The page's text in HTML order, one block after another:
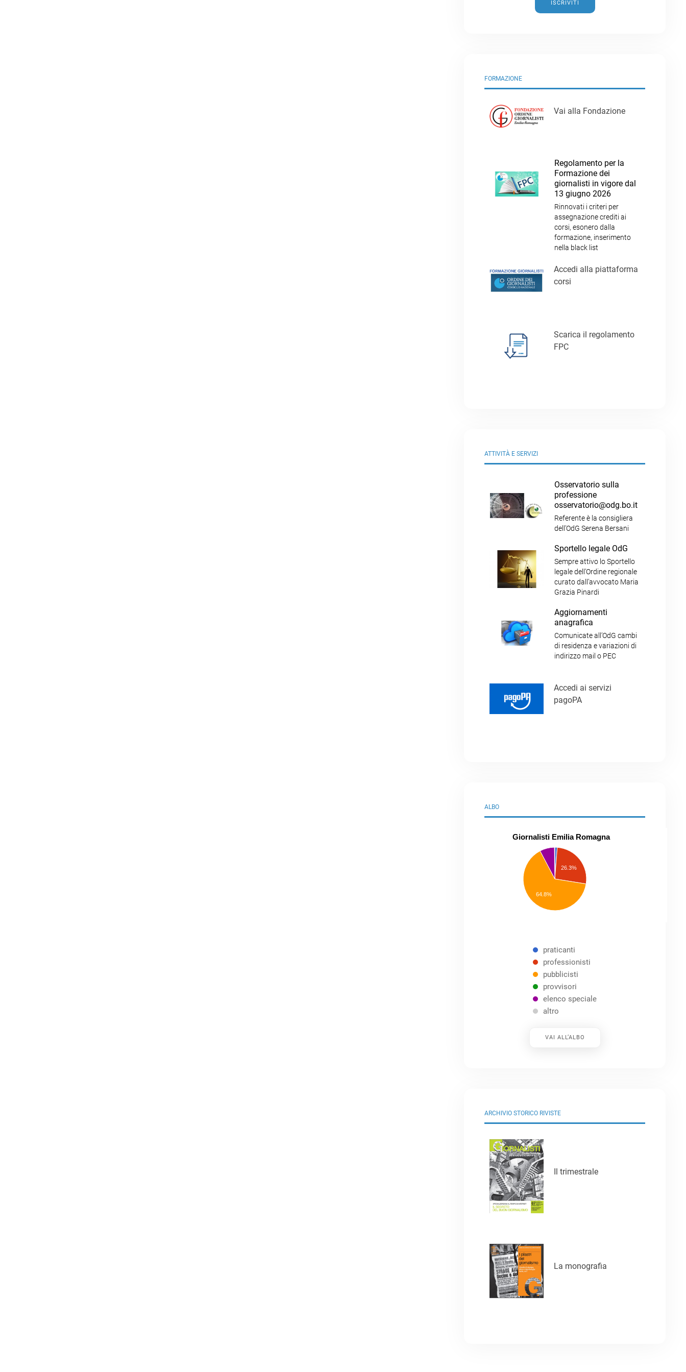
ISCRIVITI
FORMAZIONE
Vai alla Fondazione
Regolamento per la
Formazione dei
giornalisti in vigore dal
13 giugno 2026
Rinnovati i criteri per
assegnazione crediti ai
corsi, esonero dalla
formazione, inserimento
nella black list
Accedi alla piattaforma
corsi
Scarica il regolamento
FPC
ATTIVITÀ E SERVIZI
Osservatorio sulla
professione
osservatorio@odg.bo.it
Referente è la consigliera
dell’OdG Serena Bersani
Sportello legale OdG
Sempre attivo lo Sportello
legale dell’Ordine regionale
curato dall’avvocato Maria
Grazia Pinardi
Aggiornamenti
anagrafica
Comunicate all’OdG cambi
di residenza e variazioni di
indirizzo mail o PEC
Accedi ai servizi
pagoPA
ALBO
Giornalisti Emilia Romagna
26.3%
64.8%
praticanti
professionisti
pubblicisti
provvisori
elenco speciale
altro
VAI ALL’ALBO
ARCHIVIO STORICO RIVISTE
Il trimestrale
La monografia